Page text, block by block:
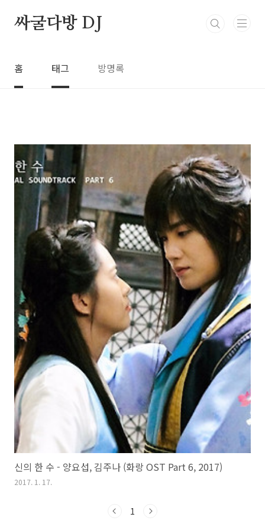
싸굴다방 DJ
홈 태그 방명록
신의 한 수 - 양요섭, 김주나 (화랑 OST Part 6, 2017)
2017. 1. 17.
1